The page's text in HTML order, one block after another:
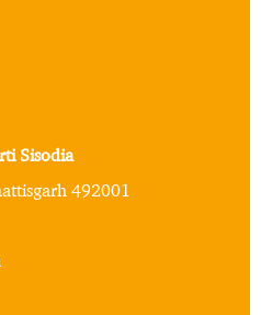
Sisodia
492001